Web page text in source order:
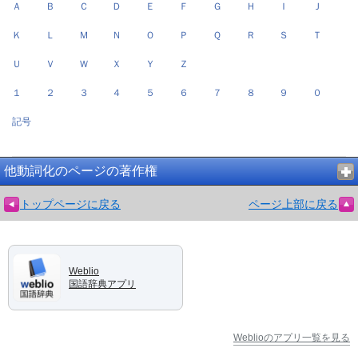
Ａ Ｂ Ｃ Ｄ Ｅ Ｆ Ｇ Ｈ Ｉ Ｊ
Ｋ Ｌ Ｍ Ｎ Ｏ Ｐ Ｑ Ｒ Ｓ Ｔ
Ｕ Ｖ Ｗ Ｘ Ｙ Ｚ
１ ２ ３ ４ ５ ６ ７ ８ ９ ０
記号
他動詞化のページの著作権
トップページに戻る ページ上部に戻る
Weblio
国語辞典アプリ
Weblioのアプリ一覧を見る